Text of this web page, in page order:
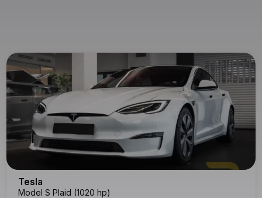
Tesla
Model S Plaid (1020 hp)